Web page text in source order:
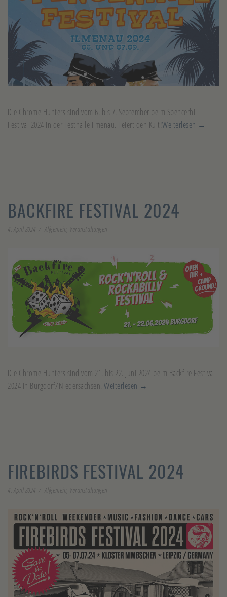
Die Chrome Hunters sind vom 6. bis 7. September beim Spencerhill-
Festival 2024 in der Festhalle Ilmenau. Feiert den Kult!Weiterlesen →
BACKFIRE FESTIVAL 2024
4. April 2024 Allgemein Veranstaltungen
Die Chrome Hunters sind vom 21. bis 22. Juni 2024 beim Backfire Festival
2024 in Burgdorf/Niedersachsen. Weiterlesen →
FIREBIRDS FESTIVAL 2024
4. April 2024 Allgemein, Veranstaltungen